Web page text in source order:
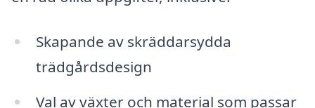
Skapande av skräddarsydda
trädgårdsdesign
Val av växter och material som passar